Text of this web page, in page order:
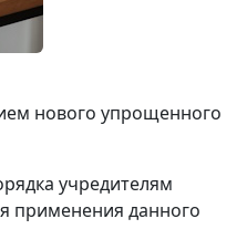
нового упрощенного
учредителям
применения данного